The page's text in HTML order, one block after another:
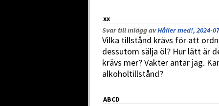
xx
Svar till inlägg avHåller med!, 2024-
Vilka tillstånd krävs för att
dessutom sälja öl? Hur lätt är
krävs mer? Vakter antar jag.
alkoholtillstånd?
ABCD